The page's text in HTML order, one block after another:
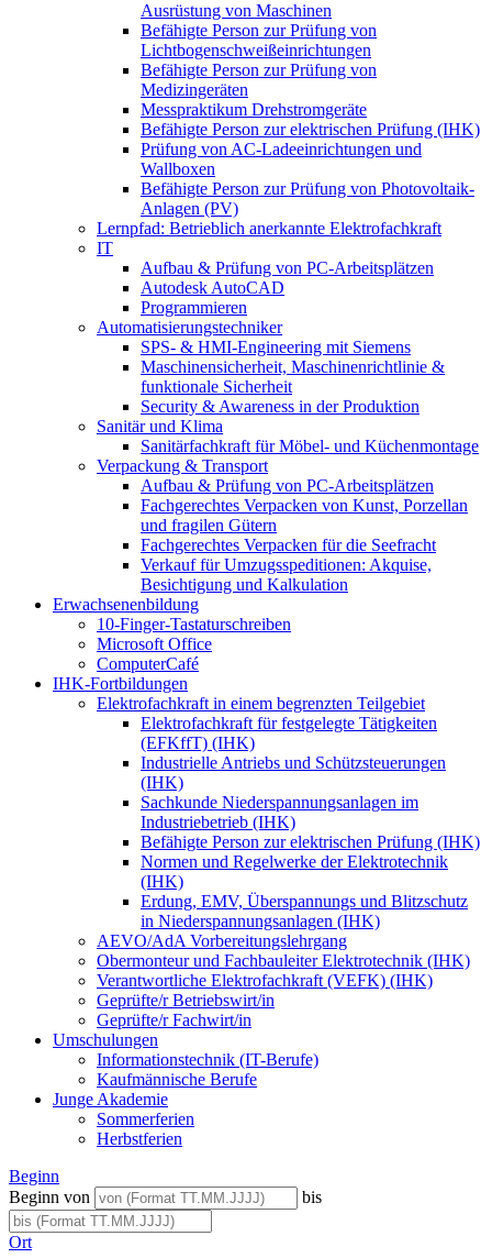
Ausrüstung von Maschinen
Befähigte Person zur Prüfung von
Lichtbogenschweißeinrichtungen
Befähigte Person zur Prüfung von
Medizingeräten
Messpraktikum Drehstromgeräte
Befähigte Person zur elektrischen Prüfung (IHK)
Prüfung von AC-Ladeeinrichtungen und
Wallboxen
Befähigte Person zur Prüfung von Photovoltaik-
Anlagen (PV)
Lernpfad: Betrieblich anerkannte Elektrofachkraft
IT
Aufbau & Prüfung von PC-Arbeitsplätzen
Autodesk AutoCAD
Programmieren
Automatisierungstechniker
SPS‑ & HMI‑Engineering mit Siemens
Maschinensicherheit, Maschinenrichtlinie &
funktionale Sicherheit
Security & Awareness in der Produktion
Sanitär und Klima
Sanitärfachkraft für Möbel- und Küchenmontage
Verpackung & Transport
Aufbau & Prüfung von PC-Arbeitsplätzen
Fachgerechtes Verpacken von Kunst, Porzellan
und fragilen Gütern
Fachgerechtes Verpacken für die Seefracht
Verkauf für Umzugsspeditionen: Akquise,
Besichtigung und Kalkulation
Erwachsenenbildung
10-Finger-Tastaturschreiben
Microsoft Office
ComputerCafé
IHK-Fortbildungen
Elektrofachkraft in einem begrenzten Teilgebiet
Elektrofachkraft für festgelegte Tätigkeiten
(EFKffT) (IHK)
Industrielle Antriebs und Schützsteuerungen
(IHK)
Sachkunde Niederspannungsanlagen im
Industriebetrieb (IHK)
Befähigte Person zur elektrischen Prüfung (IHK)
Normen und Regelwerke der Elektrotechnik
(IHK)
Erdung, EMV, Überspannungs und Blitzschutz
in Niederspannungsanlagen (IHK)
AEVO/AdA Vorbereitungslehrgang
Obermonteur und Fachbauleiter Elektrotechnik (IHK)
Verantwortliche Elektrofachkraft (VEFK) (IHK)
Geprüfte/r Betriebswirt/in
Geprüfte/r Fachwirt/in
Umschulungen
Informationstechnik (IT-Berufe)
Kaufmännische Berufe
Junge Akademie
Sommerferien
Herbstferien
Beginn
Beginn von
bis
Ort